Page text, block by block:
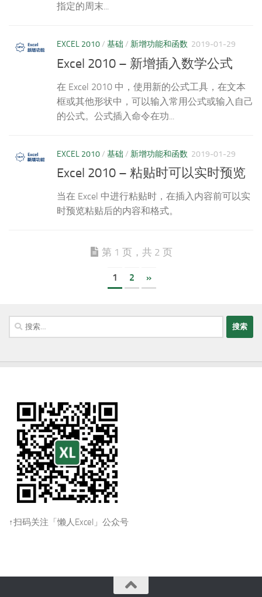
指定的周末...
EXCEL 2010/ 基础 / 新增功能和函数 2019-01-29
Excel 2010 – 新增插入数学公式
在 Excel 2010 中，使用新的公式工具，在文本
框或其他形状中，可以输入常用公式或输入自己
的公式。公式插入命令在功...
EXCEL 2010/ 基础 / 新增功能和函数 2019-01-29
Excel 2010 – 粘贴时可以实时预览
当在 Excel 中进行粘贴时，在插入内容前可以实
时预览粘贴后的内容和格式。
第 1 页，共 2 页
1 2 »
搜
索：
↑扫码关注「懒人Excel」公众号